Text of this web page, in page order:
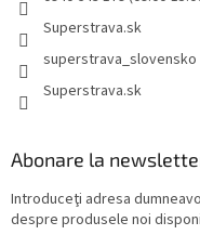
Superstrava.sk
superstrava_slovensko
Superstrava.sk
Abonare la
Introduceţi adresa
despre produsele noi